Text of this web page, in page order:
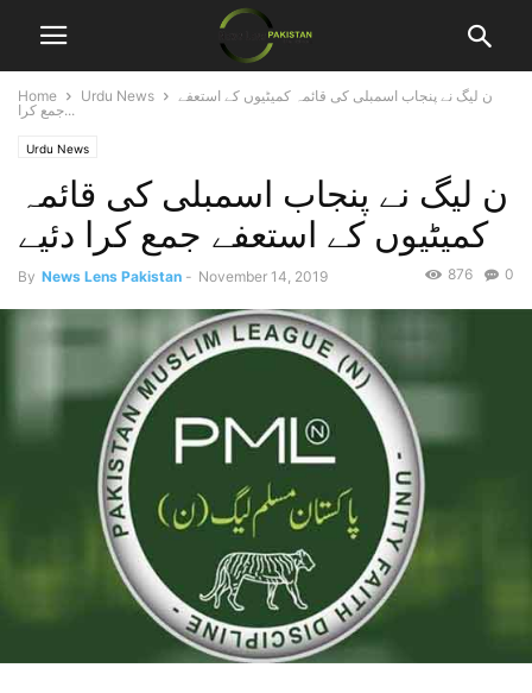
Home Urdu News
ن لیگ نے پنجاب اسمبلی کی قائمہ کمیٹیوں کے استعفے
جمع کرا...
Urdu News
ن لیگ نے پنجاب اسمبلی کی قائمہ
کمیٹیوں کے استعفے جمع کرا دئیے
By News Lens Pakistan - November 14, 2019 0
876